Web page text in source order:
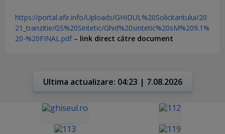
https://portal.afir.info/Uploads/GHIDUL%20Solicitantului/20
21_tranzitie/GS%20Sintetic/Ghid%20sintetic%20sM%209.1%
20-%20FINAL.pdf– link direct către document
Ultima actualizare: 04:23 | 7.08.2026